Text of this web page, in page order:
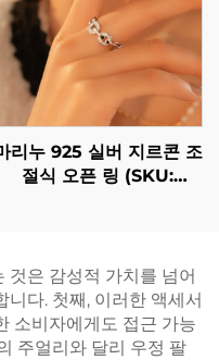
리누 925 실버 지르콘 조
절식 오픈 링 (SKU:
것은 감성적 가치를 넘어
다. 첫째, 이러한 액세서
소비자에게도 접근 가능
주얼리와 달리 우정 팔